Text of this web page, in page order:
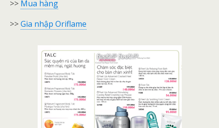
>> Mua hàng
>>Gia nhập Oriflame